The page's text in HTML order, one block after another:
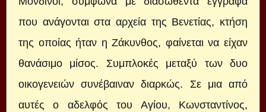
που ανάγονται στα αρχεία της Βενετίας, κτήση
της οποίας ήταν η Ζάκυνθος, φαίνεται να είχαν
θανάσιμο μίσος. Συμπλοκές μεταξύ των δυο
οικογενειών συνέβαιναν διαρκώς. Σε μια από
αυτές ο αδελφός του Αγίου, Κωνσταντίνος,